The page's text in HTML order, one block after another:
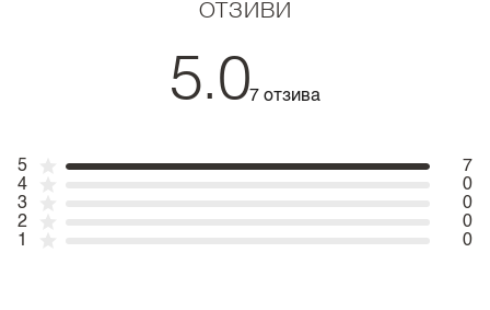
ОТЗИВИ
5.07 отзива
5
7
4
0
3
0
2
0
1
0